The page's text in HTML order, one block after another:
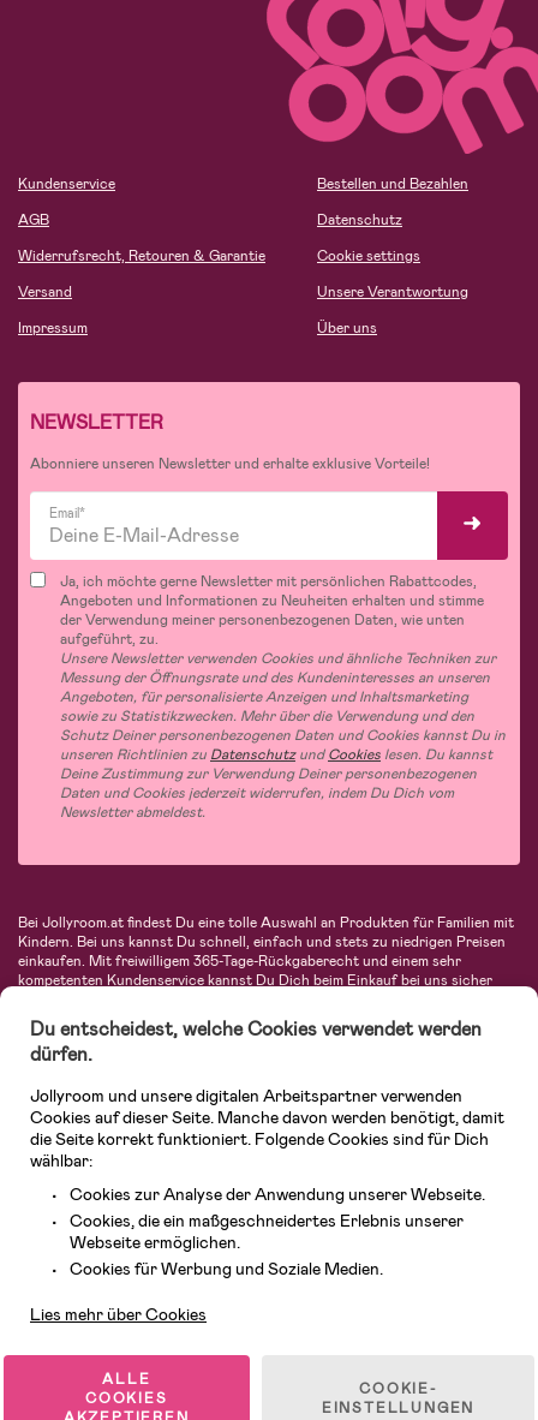
Kundenservice
AGB
Widerrufsrecht, Retouren & Garantie
Versand
Impressum
Bestellen und Bezahlen
Datenschutz
Cookie settings
Unsere Verantwortung
Über uns
NEWSLETTER
Abonniere unseren Newsletter und erhalte exklusive Vorteile!
Email*
Ja, ich möchte gerne Newsletter mit persönlichen Rabattcodes,
Angeboten und Informationen zu Neuheiten erhalten und stimme
der Verwendung meiner personenbezogenen Daten, wie unten
aufgeführt, zu.
Unsere Newsletter verwenden Cookies und ähnliche Techniken zur
Messung der Öffnungsrate und des Kundeninteresses an unseren
Angeboten, für personalisierte Anzeigen und Inhaltsmarketing
sowie zu Statistikzwecken. Mehr über die Verwendung und den
Schutz Deiner personenbezogenen Daten und Cookies kannst Du in
unseren Richtlinien zu DatenschutzundCookies lesen. Du kannst
Deine Zustimmung zur Verwendung Deiner personenbezogenen
Daten und Cookies jederzeit widerrufen, indem Du Dich vom
Newsletter abmeldest.
Bei Jollyroom.at findest Du eine tolle Auswahl an Produkten für Familien mit
Kindern. Bei uns kannst Du schnell, einfach und stets zu niedrigen Preisen
einkaufen. Mit freiwilligem 365-Tage-Rückgaberecht und einem sehr
kompetenten Kundenservice kannst Du Dich beim Einkauf bei uns sicher
Autositze, Kinder- und Babymode, Produkte für Mütter und eine Menge
fantastischer Einrichtungsgegenstände, Spielsachen, Babyprodukte und
vieles mehr. Wir haben Produkte von bekannten Herstellern wie Britax, Maxi-
Avent, Jack Wolfskin, Cybex, LEGO und vielen mehr. Schau Dich um in
unserem vielfältigen Onlineshop für Kinder & Babys. Willkommen!
© 2026 Jollyroom GmbH. Alle Rechte vorbehalten.
Du entscheidest, welche Cookies verwendet werden
dürfen.
Jollyroom und unsere digitalen Arbeitspartner verwenden
Cookies auf dieser Seite. Manche davon werden benötigt, damit
die Seite korrekt funktioniert. Folgende Cookies sind für Dich
wählbar:
Cookies zur Analyse der Anwendung unserer Webseite.
Cookies, die ein maßgeschneidertes Erlebnis unserer
Webseite ermöglichen.
Cookies für Werbung und Soziale Medien.
Lies mehr über Cookies
ALLE
COOKIES
COOKIE-
EINSTELLUNGEN